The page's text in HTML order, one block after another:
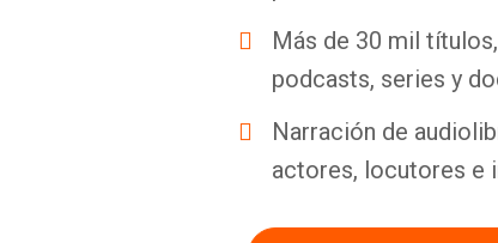
Más de 30 mil
podcasts, series y
Narración de
actores, locutores e